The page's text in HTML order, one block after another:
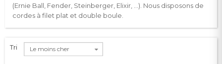
(Ernie Ball, Fender, Steinberger, Elixir, …). Nous disposons de
cordes à filet plat et double boule.
Tri Le moins cher